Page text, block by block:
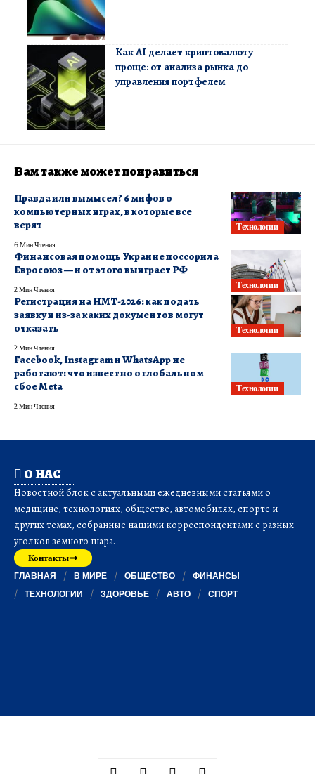
Как AI делает криптовалюту
проще: от анализа рынка до
управления портфелем
Вам также может понравиться
Технологии
Правда или вымысел? 6 мифов о
компьютерных играх, в которые все
верят
6 Мин Чтения
Технологии
Финансовая помощь Украине поссорила
Евросоюз — и от этого выиграет РФ
2 Мин Чтения
Технологии
Регистрация на НМТ-2026: как подать
заявку и из-за каких документов могут
отказать
2 Мин Чтения
Технологии
Facebook, Instagram и WhatsApp не
работают: что известно о глобальном
сбое Meta
2 Мин Чтения
О НАС
Новостной блок с актуальными ежедневными статьями о
медицине, технологиях, обществе, автомобилях, спорте и
других темах, собранные нашими корреспондентами с разных
уголков земного шара.
Контакты
ГЛАВНАЯ В МИРЕ ОБЩЕСТВО
ФИНАНСЫ
ТЕХНОЛОГИИ
ЗДОРОВЬЕ АВТО СПОРТ